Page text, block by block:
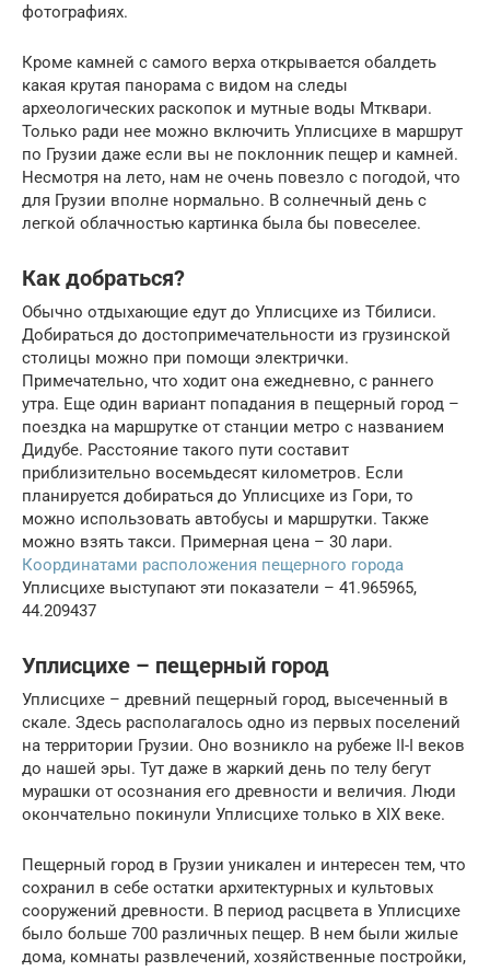
фотографиях.
Кроме камней с самого верха открывается обалдеть
какая крутая панорама с видом на следы
археологических раскопок и мутные воды Мтквари.
Только ради нее можно включить Уплисцихе в маршрут
по Грузии даже если вы не поклонник пещер и камней.
Несмотря на лето, нам не очень повезло с погодой, что
для Грузии вполне нормально. В солнечный день с
легкой облачностью картинка была бы повеселее.
Как добраться?
Обычно отдыхающие едут до Уплисцихе из Тбилиси.
Добираться до достопримечательности из грузинской
столицы можно при помощи электрички.
Примечательно, что ходит она ежедневно, с раннего
утра. Еще один вариант попадания в пещерный город –
поездка на маршрутке от станции метро с названием
Дидубе. Расстояние такого пути составит
приблизительно восемьдесят километров. Если
планируется добираться до Уплисцихе из Гори, то
можно использовать автобусы и маршрутки. Также
можно взять такси. Примерная цена – 30 лари.
Координатами расположения пещерного города
Уплисцихе выступают эти показатели – 41.965965,
44.209437
Уплисцихе – пещерный город
Уплисцихе – древний пещерный город, высеченный в
скале. Здесь располагалось одно из первых поселений
на территории Грузии. Оно возникло на рубеже II-I веков
до нашей эры. Тут даже в жаркий день по телу бегут
мурашки от осознания его древности и величия. Люди
окончательно покинули Уплисцихе только в XIX веке.
Пещерный город в Грузии уникален и интересен тем, что
сохранил в себе остатки архитектурных и культовых
сооружений древности. В период расцвета в Уплисцихе
было больше 700 различных пещер. В нем были жилые
дома, комнаты развлечений, хозяйственные постройки,